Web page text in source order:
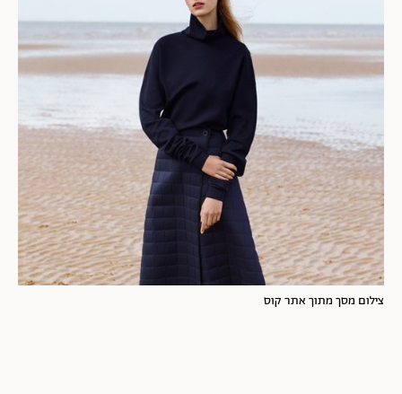
צילום מסך מתוך אתר קוס